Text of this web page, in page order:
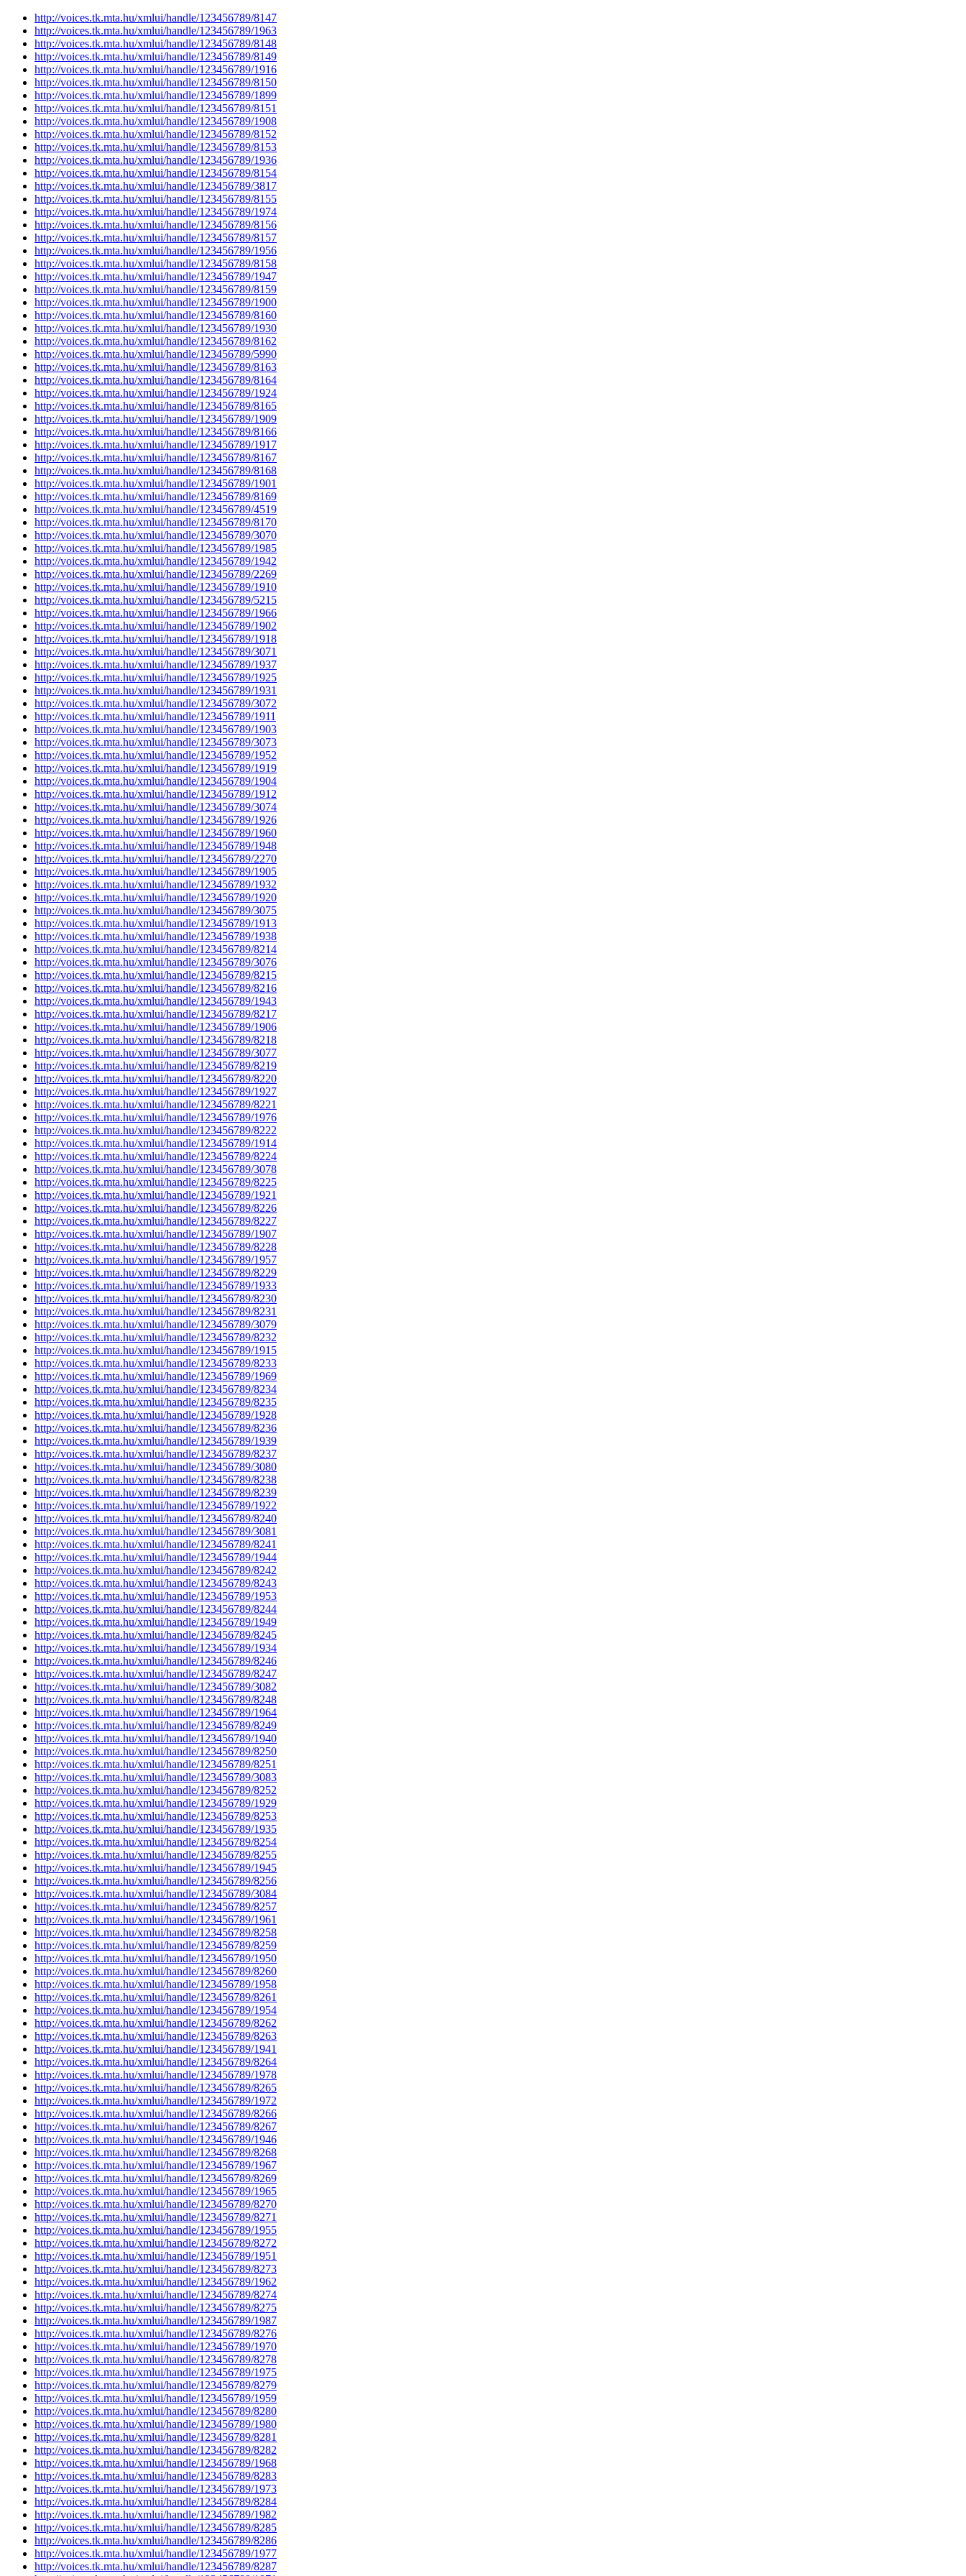
http://voices.tk.mta.hu/xmlui/handle/123456789/8147
http://voices.tk.mta.hu/xmlui/handle/123456789/1963
http://voices.tk.mta.hu/xmlui/handle/123456789/8148
http://voices.tk.mta.hu/xmlui/handle/123456789/8149
http://voices.tk.mta.hu/xmlui/handle/123456789/1916
http://voices.tk.mta.hu/xmlui/handle/123456789/8150
http://voices.tk.mta.hu/xmlui/handle/123456789/1899
http://voices.tk.mta.hu/xmlui/handle/123456789/8151
http://voices.tk.mta.hu/xmlui/handle/123456789/1908
http://voices.tk.mta.hu/xmlui/handle/123456789/8152
http://voices.tk.mta.hu/xmlui/handle/123456789/8153
http://voices.tk.mta.hu/xmlui/handle/123456789/1936
http://voices.tk.mta.hu/xmlui/handle/123456789/8154
http://voices.tk.mta.hu/xmlui/handle/123456789/3817
http://voices.tk.mta.hu/xmlui/handle/123456789/8155
http://voices.tk.mta.hu/xmlui/handle/123456789/1974
http://voices.tk.mta.hu/xmlui/handle/123456789/8156
http://voices.tk.mta.hu/xmlui/handle/123456789/8157
http://voices.tk.mta.hu/xmlui/handle/123456789/1956
http://voices.tk.mta.hu/xmlui/handle/123456789/8158
http://voices.tk.mta.hu/xmlui/handle/123456789/1947
http://voices.tk.mta.hu/xmlui/handle/123456789/8159
http://voices.tk.mta.hu/xmlui/handle/123456789/1900
http://voices.tk.mta.hu/xmlui/handle/123456789/8160
http://voices.tk.mta.hu/xmlui/handle/123456789/1930
http://voices.tk.mta.hu/xmlui/handle/123456789/8162
http://voices.tk.mta.hu/xmlui/handle/123456789/5990
http://voices.tk.mta.hu/xmlui/handle/123456789/8163
http://voices.tk.mta.hu/xmlui/handle/123456789/8164
http://voices.tk.mta.hu/xmlui/handle/123456789/1924
http://voices.tk.mta.hu/xmlui/handle/123456789/8165
http://voices.tk.mta.hu/xmlui/handle/123456789/1909
http://voices.tk.mta.hu/xmlui/handle/123456789/8166
http://voices.tk.mta.hu/xmlui/handle/123456789/1917
http://voices.tk.mta.hu/xmlui/handle/123456789/8167
http://voices.tk.mta.hu/xmlui/handle/123456789/8168
http://voices.tk.mta.hu/xmlui/handle/123456789/1901
http://voices.tk.mta.hu/xmlui/handle/123456789/8169
http://voices.tk.mta.hu/xmlui/handle/123456789/4519
http://voices.tk.mta.hu/xmlui/handle/123456789/8170
http://voices.tk.mta.hu/xmlui/handle/123456789/3070
http://voices.tk.mta.hu/xmlui/handle/123456789/1985
http://voices.tk.mta.hu/xmlui/handle/123456789/1942
http://voices.tk.mta.hu/xmlui/handle/123456789/2269
http://voices.tk.mta.hu/xmlui/handle/123456789/1910
http://voices.tk.mta.hu/xmlui/handle/123456789/5215
http://voices.tk.mta.hu/xmlui/handle/123456789/1966
http://voices.tk.mta.hu/xmlui/handle/123456789/1902
http://voices.tk.mta.hu/xmlui/handle/123456789/1918
http://voices.tk.mta.hu/xmlui/handle/123456789/3071
http://voices.tk.mta.hu/xmlui/handle/123456789/1937
http://voices.tk.mta.hu/xmlui/handle/123456789/1925
http://voices.tk.mta.hu/xmlui/handle/123456789/1931
http://voices.tk.mta.hu/xmlui/handle/123456789/3072
http://voices.tk.mta.hu/xmlui/handle/123456789/1911
http://voices.tk.mta.hu/xmlui/handle/123456789/1903
http://voices.tk.mta.hu/xmlui/handle/123456789/3073
http://voices.tk.mta.hu/xmlui/handle/123456789/1952
http://voices.tk.mta.hu/xmlui/handle/123456789/1919
http://voices.tk.mta.hu/xmlui/handle/123456789/1904
http://voices.tk.mta.hu/xmlui/handle/123456789/1912
http://voices.tk.mta.hu/xmlui/handle/123456789/3074
http://voices.tk.mta.hu/xmlui/handle/123456789/1926
http://voices.tk.mta.hu/xmlui/handle/123456789/1960
http://voices.tk.mta.hu/xmlui/handle/123456789/1948
http://voices.tk.mta.hu/xmlui/handle/123456789/2270
http://voices.tk.mta.hu/xmlui/handle/123456789/1905
http://voices.tk.mta.hu/xmlui/handle/123456789/1932
http://voices.tk.mta.hu/xmlui/handle/123456789/1920
http://voices.tk.mta.hu/xmlui/handle/123456789/3075
http://voices.tk.mta.hu/xmlui/handle/123456789/1913
http://voices.tk.mta.hu/xmlui/handle/123456789/1938
http://voices.tk.mta.hu/xmlui/handle/123456789/8214
http://voices.tk.mta.hu/xmlui/handle/123456789/3076
http://voices.tk.mta.hu/xmlui/handle/123456789/8215
http://voices.tk.mta.hu/xmlui/handle/123456789/8216
http://voices.tk.mta.hu/xmlui/handle/123456789/1943
http://voices.tk.mta.hu/xmlui/handle/123456789/8217
http://voices.tk.mta.hu/xmlui/handle/123456789/1906
http://voices.tk.mta.hu/xmlui/handle/123456789/8218
http://voices.tk.mta.hu/xmlui/handle/123456789/3077
http://voices.tk.mta.hu/xmlui/handle/123456789/8219
http://voices.tk.mta.hu/xmlui/handle/123456789/8220
http://voices.tk.mta.hu/xmlui/handle/123456789/1927
http://voices.tk.mta.hu/xmlui/handle/123456789/8221
http://voices.tk.mta.hu/xmlui/handle/123456789/1976
http://voices.tk.mta.hu/xmlui/handle/123456789/8222
http://voices.tk.mta.hu/xmlui/handle/123456789/1914
http://voices.tk.mta.hu/xmlui/handle/123456789/8224
http://voices.tk.mta.hu/xmlui/handle/123456789/3078
http://voices.tk.mta.hu/xmlui/handle/123456789/8225
http://voices.tk.mta.hu/xmlui/handle/123456789/1921
http://voices.tk.mta.hu/xmlui/handle/123456789/8226
http://voices.tk.mta.hu/xmlui/handle/123456789/8227
http://voices.tk.mta.hu/xmlui/handle/123456789/1907
http://voices.tk.mta.hu/xmlui/handle/123456789/8228
http://voices.tk.mta.hu/xmlui/handle/123456789/1957
http://voices.tk.mta.hu/xmlui/handle/123456789/8229
http://voices.tk.mta.hu/xmlui/handle/123456789/1933
http://voices.tk.mta.hu/xmlui/handle/123456789/8230
http://voices.tk.mta.hu/xmlui/handle/123456789/8231
http://voices.tk.mta.hu/xmlui/handle/123456789/3079
http://voices.tk.mta.hu/xmlui/handle/123456789/8232
http://voices.tk.mta.hu/xmlui/handle/123456789/1915
http://voices.tk.mta.hu/xmlui/handle/123456789/8233
http://voices.tk.mta.hu/xmlui/handle/123456789/1969
http://voices.tk.mta.hu/xmlui/handle/123456789/8234
http://voices.tk.mta.hu/xmlui/handle/123456789/8235
http://voices.tk.mta.hu/xmlui/handle/123456789/1928
http://voices.tk.mta.hu/xmlui/handle/123456789/8236
http://voices.tk.mta.hu/xmlui/handle/123456789/1939
http://voices.tk.mta.hu/xmlui/handle/123456789/8237
http://voices.tk.mta.hu/xmlui/handle/123456789/3080
http://voices.tk.mta.hu/xmlui/handle/123456789/8238
http://voices.tk.mta.hu/xmlui/handle/123456789/8239
http://voices.tk.mta.hu/xmlui/handle/123456789/1922
http://voices.tk.mta.hu/xmlui/handle/123456789/8240
http://voices.tk.mta.hu/xmlui/handle/123456789/3081
http://voices.tk.mta.hu/xmlui/handle/123456789/8241
http://voices.tk.mta.hu/xmlui/handle/123456789/1944
http://voices.tk.mta.hu/xmlui/handle/123456789/8242
http://voices.tk.mta.hu/xmlui/handle/123456789/8243
http://voices.tk.mta.hu/xmlui/handle/123456789/1953
http://voices.tk.mta.hu/xmlui/handle/123456789/8244
http://voices.tk.mta.hu/xmlui/handle/123456789/1949
http://voices.tk.mta.hu/xmlui/handle/123456789/8245
http://voices.tk.mta.hu/xmlui/handle/123456789/1934
http://voices.tk.mta.hu/xmlui/handle/123456789/8246
http://voices.tk.mta.hu/xmlui/handle/123456789/8247
http://voices.tk.mta.hu/xmlui/handle/123456789/3082
http://voices.tk.mta.hu/xmlui/handle/123456789/8248
http://voices.tk.mta.hu/xmlui/handle/123456789/1964
http://voices.tk.mta.hu/xmlui/handle/123456789/8249
http://voices.tk.mta.hu/xmlui/handle/123456789/1940
http://voices.tk.mta.hu/xmlui/handle/123456789/8250
http://voices.tk.mta.hu/xmlui/handle/123456789/8251
http://voices.tk.mta.hu/xmlui/handle/123456789/3083
http://voices.tk.mta.hu/xmlui/handle/123456789/8252
http://voices.tk.mta.hu/xmlui/handle/123456789/1929
http://voices.tk.mta.hu/xmlui/handle/123456789/8253
http://voices.tk.mta.hu/xmlui/handle/123456789/1935
http://voices.tk.mta.hu/xmlui/handle/123456789/8254
http://voices.tk.mta.hu/xmlui/handle/123456789/8255
http://voices.tk.mta.hu/xmlui/handle/123456789/1945
http://voices.tk.mta.hu/xmlui/handle/123456789/8256
http://voices.tk.mta.hu/xmlui/handle/123456789/3084
http://voices.tk.mta.hu/xmlui/handle/123456789/8257
http://voices.tk.mta.hu/xmlui/handle/123456789/1961
http://voices.tk.mta.hu/xmlui/handle/123456789/8258
http://voices.tk.mta.hu/xmlui/handle/123456789/8259
http://voices.tk.mta.hu/xmlui/handle/123456789/1950
http://voices.tk.mta.hu/xmlui/handle/123456789/8260
http://voices.tk.mta.hu/xmlui/handle/123456789/1958
http://voices.tk.mta.hu/xmlui/handle/123456789/8261
http://voices.tk.mta.hu/xmlui/handle/123456789/1954
http://voices.tk.mta.hu/xmlui/handle/123456789/8262
http://voices.tk.mta.hu/xmlui/handle/123456789/8263
http://voices.tk.mta.hu/xmlui/handle/123456789/1941
http://voices.tk.mta.hu/xmlui/handle/123456789/8264
http://voices.tk.mta.hu/xmlui/handle/123456789/1978
http://voices.tk.mta.hu/xmlui/handle/123456789/8265
http://voices.tk.mta.hu/xmlui/handle/123456789/1972
http://voices.tk.mta.hu/xmlui/handle/123456789/8266
http://voices.tk.mta.hu/xmlui/handle/123456789/8267
http://voices.tk.mta.hu/xmlui/handle/123456789/1946
http://voices.tk.mta.hu/xmlui/handle/123456789/8268
http://voices.tk.mta.hu/xmlui/handle/123456789/1967
http://voices.tk.mta.hu/xmlui/handle/123456789/8269
http://voices.tk.mta.hu/xmlui/handle/123456789/1965
http://voices.tk.mta.hu/xmlui/handle/123456789/8270
http://voices.tk.mta.hu/xmlui/handle/123456789/8271
http://voices.tk.mta.hu/xmlui/handle/123456789/1955
http://voices.tk.mta.hu/xmlui/handle/123456789/8272
http://voices.tk.mta.hu/xmlui/handle/123456789/1951
http://voices.tk.mta.hu/xmlui/handle/123456789/8273
http://voices.tk.mta.hu/xmlui/handle/123456789/1962
http://voices.tk.mta.hu/xmlui/handle/123456789/8274
http://voices.tk.mta.hu/xmlui/handle/123456789/8275
http://voices.tk.mta.hu/xmlui/handle/123456789/1987
http://voices.tk.mta.hu/xmlui/handle/123456789/8276
http://voices.tk.mta.hu/xmlui/handle/123456789/1970
http://voices.tk.mta.hu/xmlui/handle/123456789/8278
http://voices.tk.mta.hu/xmlui/handle/123456789/1975
http://voices.tk.mta.hu/xmlui/handle/123456789/8279
http://voices.tk.mta.hu/xmlui/handle/123456789/1959
http://voices.tk.mta.hu/xmlui/handle/123456789/8280
http://voices.tk.mta.hu/xmlui/handle/123456789/1980
http://voices.tk.mta.hu/xmlui/handle/123456789/8281
http://voices.tk.mta.hu/xmlui/handle/123456789/8282
http://voices.tk.mta.hu/xmlui/handle/123456789/1968
http://voices.tk.mta.hu/xmlui/handle/123456789/8283
http://voices.tk.mta.hu/xmlui/handle/123456789/1973
http://voices.tk.mta.hu/xmlui/handle/123456789/8284
http://voices.tk.mta.hu/xmlui/handle/123456789/1982
http://voices.tk.mta.hu/xmlui/handle/123456789/8285
http://voices.tk.mta.hu/xmlui/handle/123456789/8286
http://voices.tk.mta.hu/xmlui/handle/123456789/1977
http://voices.tk.mta.hu/xmlui/handle/123456789/8287